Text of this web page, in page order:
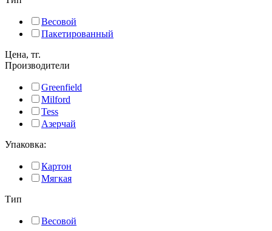
Весовой
Пакетированный
Цена, тг.
Производители
Greenfield
Milford
Tess
Азерчай
Упаковка:
Картон
Мягкая
Тип
Весовой